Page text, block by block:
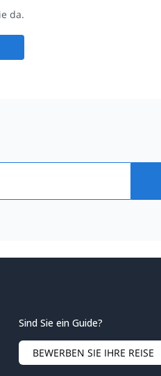
da.
Sind Sie ein Guide?
BEWERBEN SIE IHRE REISE